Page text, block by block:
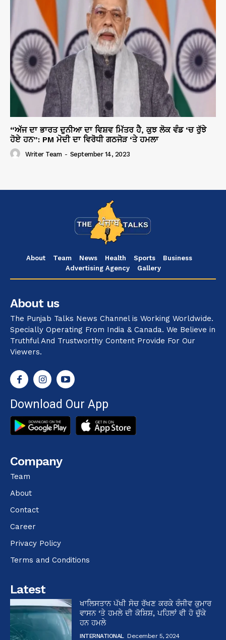
“ਅੱਜ ਦਾ ਭਾਰਤ ਦੁਨੀਆ ਦਾ ਵਿਸ਼ਵ ਮਿੱਤਰ ਹੈ, ਕੁਝ ਲੋਕ ਵੰਡ ‘ਚ ਰੁੱਝੇ
ਹੋਏ ਹਨ”: PM ਮੋਦੀ ਦਾ ਵਿਰੋਧੀ ਗਠਜੋੜ ‘ਤੇ ਹਮਲਾ
Writer Team - September 14, 2023
About Team News Health Sports
Business
Advertising Agency
Gallery
About us
The Punjab Talks News Channel is Working Worldwide.
Specially Operating From India & Canada. We Believe in
Truthful And Trustworthy Content Provide For Our
Viewers.
Download Our App
Company
Team
About
Contact
Career
Privacy Policy
Terms and Conditions
Latest
ਖਾਲਿਸਤਾਨ ਪੱਖੀ ਸੋਚ ਰੱਖਣ ਕਰਕੇ ਰੰਜੀਵ ਕੁਮਾਰ
ਵਾਸਨ ‘ਤੇ ਹਮਲੇ ਦੀ ਕੋਸ਼ਿਸ਼, ਪਹਿਲਾਂ ਵੀ ਹੋ ਚੁੱਕੇ
ਹਨ ਹਮਲੇ
INTERNATIONAL December 5, 2024